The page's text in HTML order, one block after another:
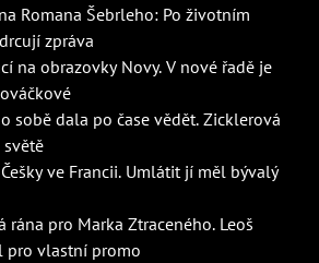
Romana Šebrleho: Po životním
zpráva
na obrazovky Novy. V nové řadě je
sobě dala po čase vědět. Zicklerová
světě
ve Francii. Umlátit jí měl bývalý
rána pro Marka Ztraceného. Leoš
pro vlastní promo